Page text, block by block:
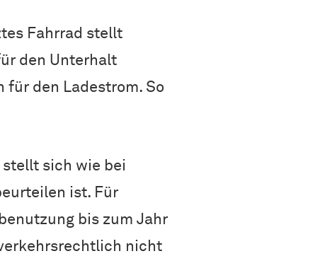
Fahrrad stellt
den Unterhalt
für den Ladestrom. So
stellt sich wie bei
ist. Für
bis zum Jahr
nicht